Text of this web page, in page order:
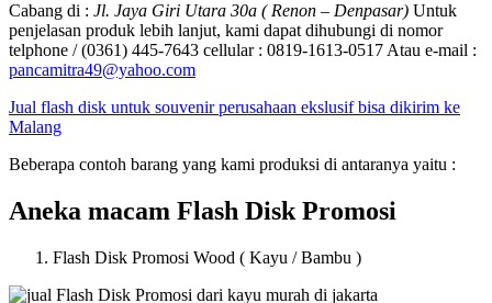
Cabang di : Jl. Jaya Giri Utara 30a ( Renon – Denpasar) Untuk
penjelasan produk lebih lanjut, kami dapat dihubungi di nomor
telphone / (0361) 445-7643 cellular : 0819-1613-0517 Atau e-mail :
pancamitra49@yahoo.com
Jual flash disk untuk souvenir perusahaan ekslusif bisa dikirim ke
Malang
Beberapa contoh barang yang kami produksi di antaranya yaitu :
Aneka macam Flash Disk Promosi
Flash Disk Promosi Wood ( Kayu / Bambu )